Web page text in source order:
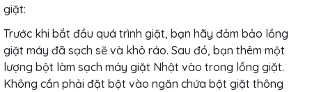
giặt:
Trước khi bắt đầu quá trình giặt, bạn hãy đảm bảo lồng
giặt máy đã sạch sẽ và khô ráo. Sau đó, bạn thêm một
lượng bột làm sạch máy giặt Nhật vào trong lồng giặt.
Không cần phải đặt bột vào ngăn chứa bột giặt thông